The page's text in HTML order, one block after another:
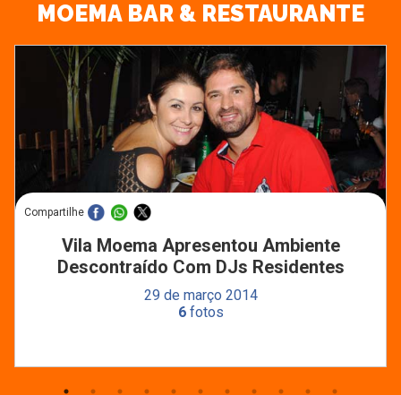
MOEMA BAR & RESTAURANTE
Compartilhe
Vila Moema Apresentou Ambiente
Descontraído Com DJs Residentes
29 de março 2014
6fotos